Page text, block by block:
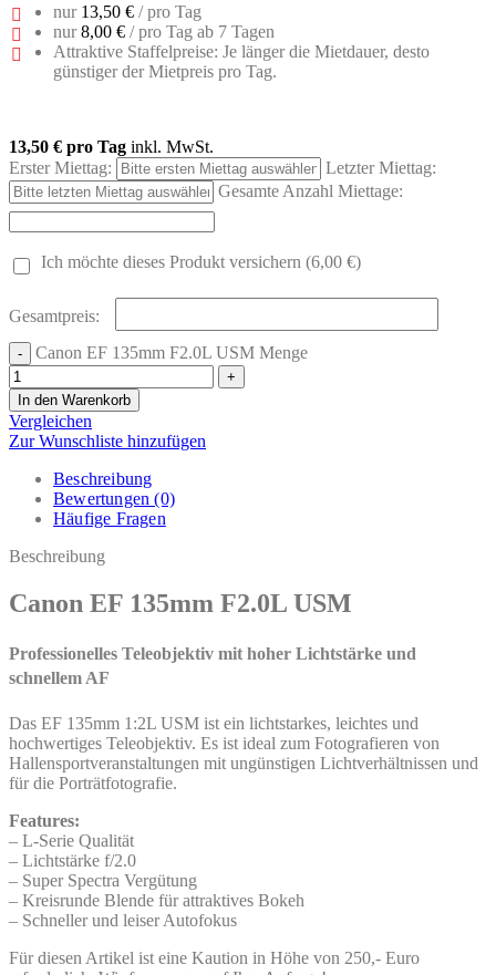
nur 13,50 € / pro Tag
nur8,00 € / pro Tag ab 7 Tagen
Attraktive Staffelpreise: Je länger die Mietdauer, desto
günstiger der Mietpreis pro Tag.
13,50 € pro Tag inkl. MwSt.
Erster Miettag:
Letzter Miettag:
Gesamte Anzahl Miettage:
Ich möchte dieses Produkt versichern (6,00 €)
Gesamtpreis:
Canon EF 135mm F2.0L USM Menge
In den Warenkorb
Vergleichen
Zur Wunschliste hinzufügen
Beschreibung
Bewertungen (0)
Häufige Fragen
Beschreibung
Canon EF 135mm F2.0L USM
Professionelles Teleobjektiv mit hoher Lichtstärke und
schnellem AF
Das EF 135mm 1:2L USM ist ein lichtstarkes, leichtes und
hochwertiges Teleobjektiv. Es ist ideal zum Fotografieren von
Hallensportveranstaltungen mit ungünstigen Lichtverhältnissen und
für die Porträtfotografie.
Features:
– L-Serie Qualität
– Lichtstärke f/2.0
– Super Spectra Vergütung
– Kreisrunde Blende für attraktives Bokeh
– Schneller und leiser Autofokus
Für diesen Artikel ist eine Kaution in Höhe von 250,- Euro